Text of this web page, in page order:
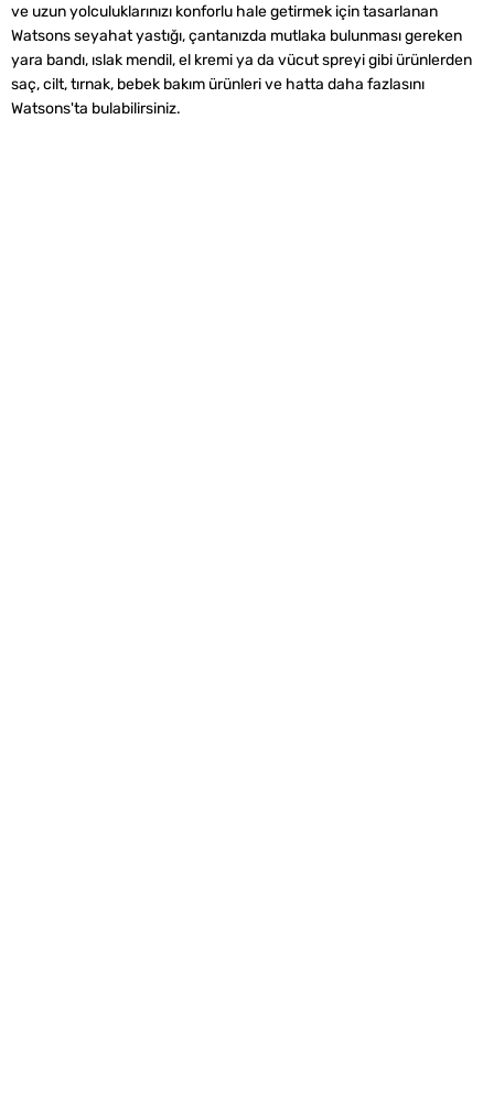
ve uzun yolculuklarınızı konforlu hale getirmek için tasarlanan
‌Watsons seyahat yastığı, çantanızda mutlaka bulunması gereken
yara bandı, ıslak mendil, el kremi ya da vücut spreyi gibi ürünlerden
saç, cilt, tırnak, bebek bakım ürünleri ve hatta daha fazlasını
Watsons'ta bulabilirsiniz.